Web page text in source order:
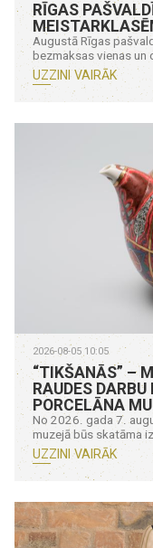
RĪGAS
Augustā Rīgas
bezmaksas vienas un
UZZINI VAIRĀK
2026-08-05 10:05
“TIKŠANĀS” –
RAUDES
PORCELĀNA
No 2026. gada 7.
muzejā būs skatāma
UZZINI VAIRĀK